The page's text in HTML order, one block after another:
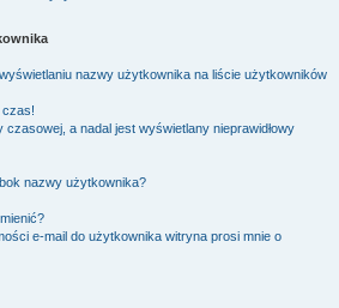
nazwy użytkownika na liście użytkowników
czas!
czasowej, a nadal jest wyświetlany nieprawidłowy
nazwy użytkownika?
e-mail do użytkownika witryna prosi mnie o